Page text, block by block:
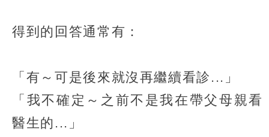
得到的回答通常有：
「有～可是後來就沒再繼續看診...」
「我不確定～之前不是我在帶父母親看
醫生的...」